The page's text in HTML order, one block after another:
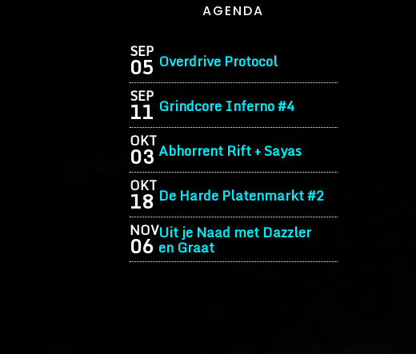
AGENDA
SEP
05 Overdrive Protocol
SEP
11 Grindcore Inferno #4
OKT
03 Abhorrent Rift + Sayas
OKT
18 De Harde Platenmarkt #2
NOV
06 Uit je Naad met Dazzler
en Graat